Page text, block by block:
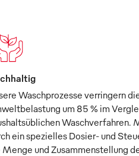
Waschprozesse verringern
um 85 % im
Waschverfahren.
ein spezielles Dosier- und
Menge und Zusammenstellung